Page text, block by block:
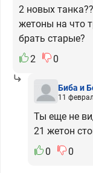
2 новых
жетоны на что
брать старые?
2
0
Биба и
11
Ты еще не
21 жетон
0
0